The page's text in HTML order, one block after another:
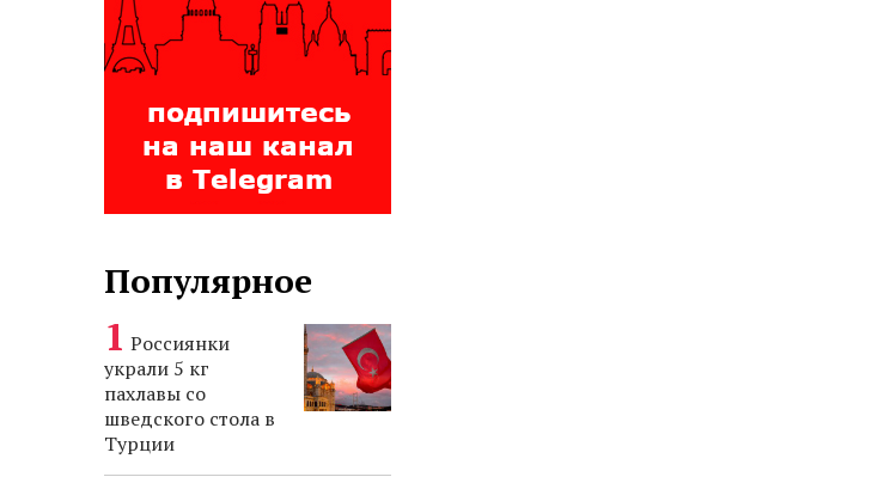
Популярное
Россиянки
украли 5 кг
пахлавы со
шведского стола в
Турции